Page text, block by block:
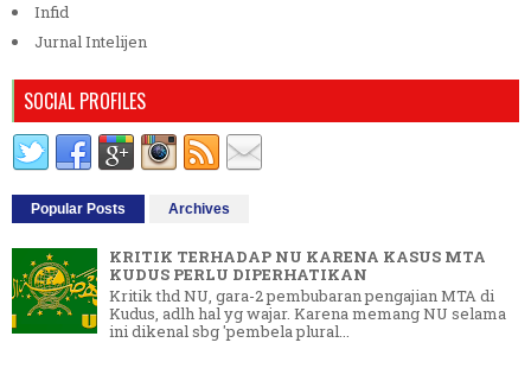
Infid
Jurnal Intelijen
SOCIAL PROFILES
Popular Posts Archives
KRITIK TERHADAP NU KARENA KASUS MTA
KUDUS PERLU DIPERHATIKAN
Kritik thd NU, gara-2 pembubaran pengajian MTA di
Kudus, adlh hal yg wajar. Karena memang NU selama
ini dikenal sbg 'pembela plural...